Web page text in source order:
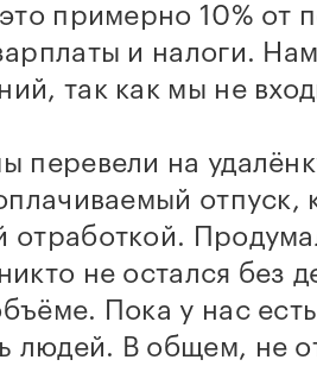
примерно 10% от
и налоги.
так как мы не
перевели на
отпуск,
отработкой.
не остался без
Пока у нас
людей. В общем, не